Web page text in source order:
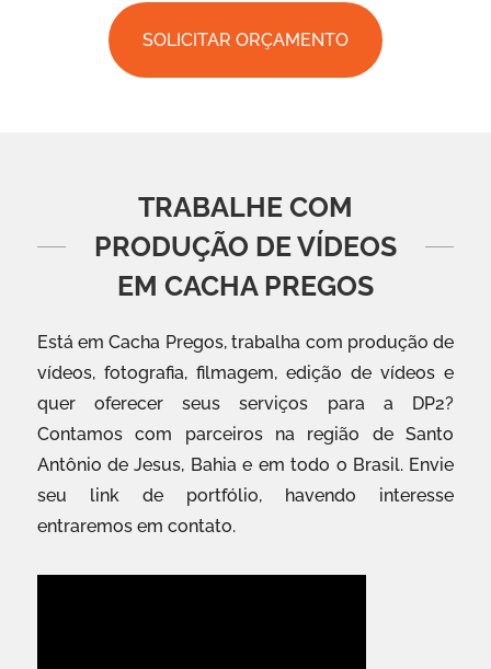
SOLICITAR ORÇAMENTO
TRABALHE COM
PRODUÇÃO DE VÍDEOS
EM CACHA PREGOS
Está em Cacha Pregos, trabalha com produção de
vídeos, fotografia, filmagem, edição de vídeos e
quer oferecer seus serviços para a DP2?
Contamos com parceiros na região de Santo
Antônio de Jesus, Bahia e em todo o Brasil. Envie
seu link de portfólio, havendo interesse
entraremos em contato.